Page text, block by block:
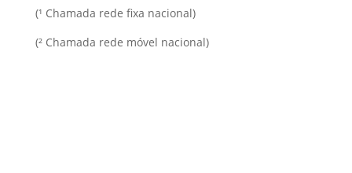
(¹ Chamada rede fixa nacional)
(² Chamada rede móvel nacional)